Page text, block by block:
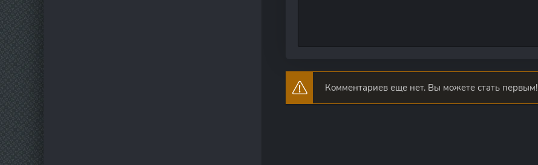
Комментариев еще нет. Вы можете стать первым!